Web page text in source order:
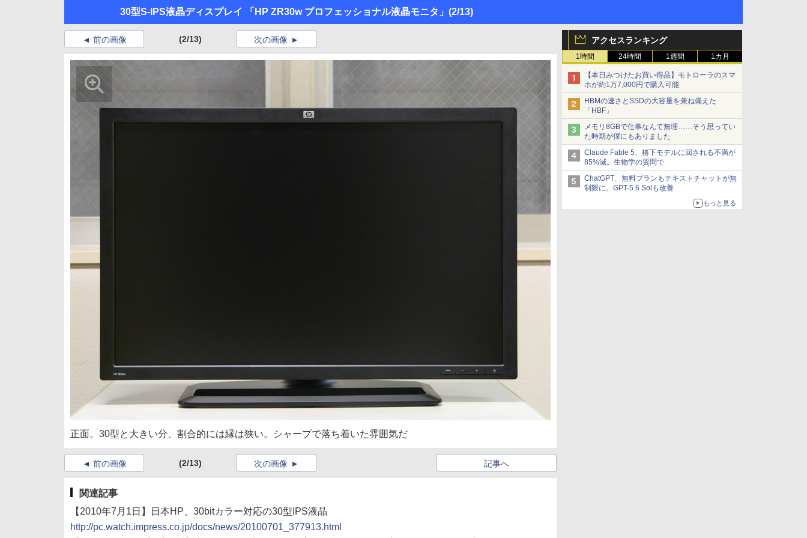
30型S-IPS液晶ディスプレイ 「HP ZR30w プロフェッショナル液晶モニタ」 (2/13)
アクセスランキング
1時間 24時間 1週間 1カ月
【本日みつけたお買い得品】モトローラのスマ
ホが約1万7,000円で購入可能
HBMの速さとSSDの大容量を兼ね備えた
「HBF」
メモリ8GBで仕事なんて無理……そう思ってい
た時期が僕にもありました
Claude Fable 5、格下モデルに回される不満が
85%減。生物学の質問で
ChatGPT、無料プランもテキストチャットが無
制限に。GPT-5.6 Solも改善
もっと見る
前の画像 (2/13) 次の画像
正面。30型と大きい分、割合的には縁は狭い。シャープで落ち着いた雰囲気だ
前の画像 (2/13) 記事へ
次の画像
関連記事
【2010年7月1日】日本HP、30bitカラー対応の30型IPS液晶
http://pc.watch.impress.co.jp/docs/news/20100701_377913.html